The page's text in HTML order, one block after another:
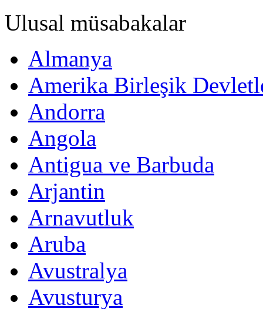
Ulusal müsabakalar
Almanya
Amerika Birleşik
Andorra
Angola
Antigua ve Barbuda
Arjantin
Arnavutluk
Aruba
Avustralya
Avusturya